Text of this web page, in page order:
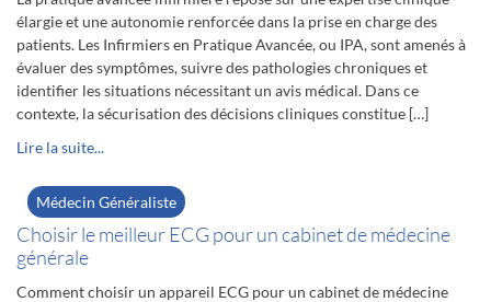
élargie et une autonomie renforcée dans la prise en charge des
patients. Les Infirmiers en Pratique Avancée, ou IPA, sont amenés à
évaluer des symptômes, suivre des pathologies chroniques et
identifier les situations nécessitant un avis médical. Dans ce
contexte, la sécurisation des décisions cliniques constitue […]
Lire la suite...
Médecin Généraliste
Choisir le meilleur ECG pour un cabinet de médecine
générale
Comment choisir un appareil ECG pour un cabinet de médecine